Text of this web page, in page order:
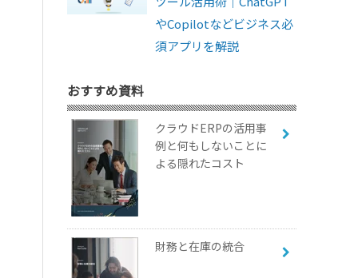
やCopilotなどビジネス必
須アプリを解説
おすすめ資料
クラウドERPの活用事
例と何もしないことに
よる隠れたコスト
財務と在庫の統合